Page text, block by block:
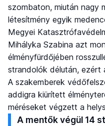
szombaton, miután nagy
létesítmény egyik
Megyei
Mihályka Szabina azt
élményfürdőjében
strandolók délután,
A szakemberek
addigra kiürített
méréseket végzett a
A mentők végül 14